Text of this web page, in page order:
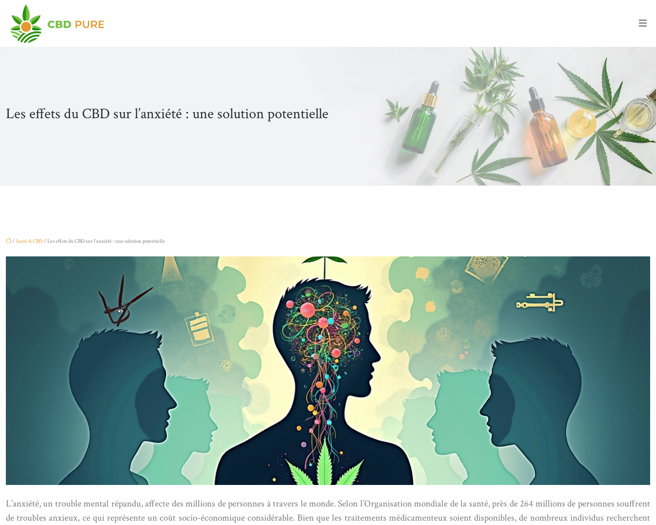
Les effets du CBD sur l’anxiété : une solution potentielle
/ Santé & CBD/ Les effets du CBD sur l’anxiété : une solution potentielle
L’anxiété, un trouble mental répandu, affecte des millions de personnes à travers le monde. Selon l’Organisation mondiale de la santé, près de 264 millions de personnes souffrent
de troubles anxieux, ce qui représente un coût socio-économique considérable. Bien que les traitements médicamenteux soient disponibles, de nombreux individus recherchent